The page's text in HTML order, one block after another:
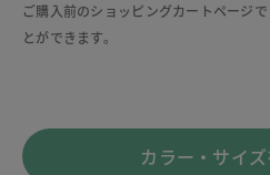
ご購入前のショッピングカートページ
とができます。
カラー・サイ